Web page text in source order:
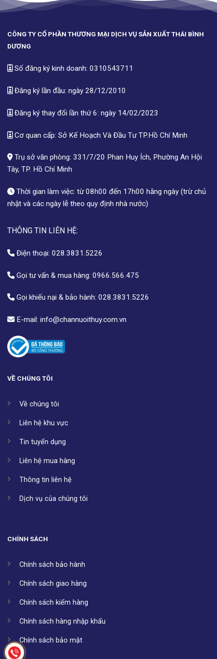
CÔNG TY CỔ PHẦN THƯƠNG MẠI DỊCH VỤ SẢN XUẤT THÁI BÌNH
DƯƠNG
Số đăng ký kinh doanh: 0310543711
Đăng ký lần đầu: ngày 28/12/2010
Đăng ký thay đổi lần thứ 6: ngày 14/02/2023
Cơ quan cấp: Sở Kế Hoạch Và Đầu Tư TP.Hồ Chí Minh
Trụ sở văn phòng: 331/7/20 Phan Huy Ích, Phường An Hội
Tây, TP. Hồ Chí Minh
Thời gian làm việc: từ 08h00 đến 17h00 hằng ngày (trừ chủ
nhật và các ngày lễ theo quy định nhà nước)
THÔNG TIN LIÊN HỆ:
Điện thoại: 028.3831.5226
Gọi tư vấn & mua hàng: 0966.566.475
Gọi khiếu nại & bảo hành: 028.3831.5226
E-mail: info@channuoithuy.com.vn
VỀ CHÚNG TÔI
Về chúng tôi
Liên hệ khu vực
Tin tuyển dụng
Liên hệ mua hàng
Thông tin liên hệ
Dịch vụ của chúng tôi
CHÍNH SÁCH
Chính sách bảo hành
Chính sách giao hàng
Chính sách kiểm hàng
Chính sách hàng nhập khẩu
Chính sách bảo mật